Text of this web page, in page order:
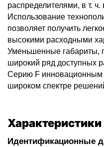
распределителями, в т.
Использование
позволяет получить
высокими расходными
Уменьшенные габариты,
широкий ряд доступных
Серию F
широком спектре
Характеристики
Идентификационные